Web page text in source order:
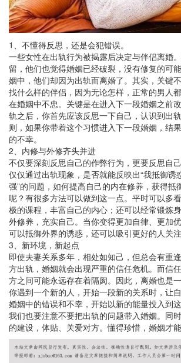
1、不懂得反思，还是会犯错误。
一些女性在出轨行为被揭露后决定与伴侣离婚
留，他们也觉得婚姻已经破裂，没有修复的可
姻中，他们却因为出轨而离婚了。其实，关键
找什么样的伴侣，因为无论怎样，正常的男人
在婚姻中不忠。关键是在进入下一段婚姻之前
轨之后，你首先应该反思一下自己，认识到出
则，如果你带着这个习惯进入下一段婚姻，结
的不幸。
2、内修与外修齐头并进
不仅要深刻反思自己的作弊行为，更要反思自
仅仅通过出轨现象，是否就能反映出“我抵御诱
强”的问题，如何提高自己的内在修养，获得抵
呢？有很多方法可以做到这一点。平时可以多
极的课程，丰富自己的内心；还可以经常锻炼
外修养，充实自己。当你变得更加自律、更加
可以抵御外界的诱惑，还可以吸引更好的人关注
3、新环境，新起点
即使夫妻关系多年，相处如知己，但总会有重
方出轨，婚姻就会出现严重的信任危机。而信
方之间可能永远存在着隔阂。因此，离婚也是
你遇到一个新的人，开始一段新的关系时，让
婚姻中的错误和不幸，开始以新的能量投入到
我们也要注意不要把出轨的问题带入婚姻。同
的建设，体贴、关爱对方。懂得珍惜，婚姻才